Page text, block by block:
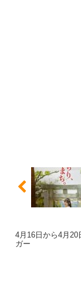
4月16日から4月20
ガー